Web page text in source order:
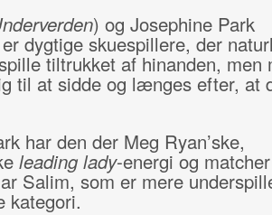
) og Josephine Park
dygtige skuespillere, der
tiltrukket af hinanden, men
til at sidde og længes efter, at
har den der Meg Ryan’ske,
leading lady-energi og
Salim, som er mere
kategori.